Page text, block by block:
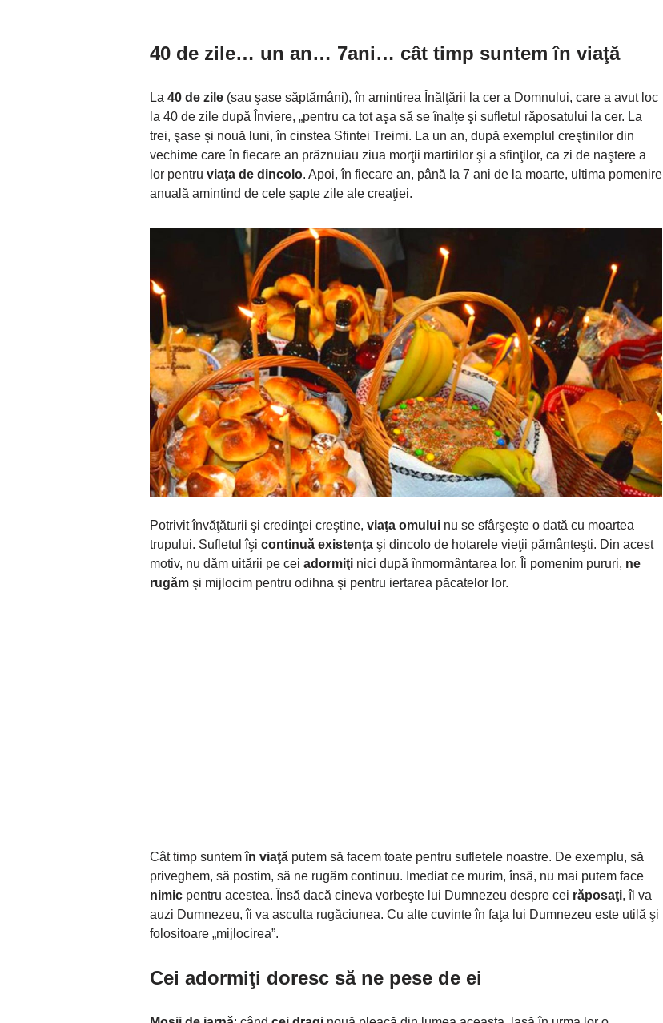
40 de zile… un an… 7ani… cât timp suntemîn viaţă
La 40 de zile (sau şase săptămâni), în amintirea Înălţării la cer a Domnului, care a avut loc
la 40 de zile după Înviere, „pentru ca tot aşa să se înalţe şi sufletul răposatului la cer. La
trei, şase şi nouă luni, în cinstea Sfintei Treimi. La un an, după exemplul creştinilor din
vechime care în fiecare an prăznuiau ziua morţii martirilor şi a sfinţilor, ca zi de naştere a
lor pentru viaţa de dincolo. Apoi, în fiecare an, până la 7 ani de la moarte, ultima pomenire
anuală amintind de cele șapte zile ale creaţiei.
Potrivit învăţăturii şi credinţei creştine, viaţa omului nu se sfârşeşte o dată cu moartea
trupului. Sufletul îşi continuă existenţa şi dincolo de hotarele vieţii pământeşti. Din acest
motiv, nu dăm uitării pe cei adormiţi nici după înmormântarea lor. Îi pomenim pururi, ne
rugăm şi mijlocim pentru odihna şi pentru iertarea păcatelor lor.
Cât timp suntemîn viaţă putem să facem toate pentru sufletele noastre. De exemplu, să
priveghem, să postim, să ne rugăm continuu. Imediat ce murim, însă, nu mai putem face
nimic pentru acestea. Însă dacă cineva vorbeşte lui Dumnezeu despre cei răposaţi, îl va
auzi Dumnezeu, îi va asculta rugăciunea. Cu alte cuvinte în faţa lui Dumnezeu este utilă şi
folositoare „mijlocirea”.
Cei adormiţi doresc să ne pese de ei